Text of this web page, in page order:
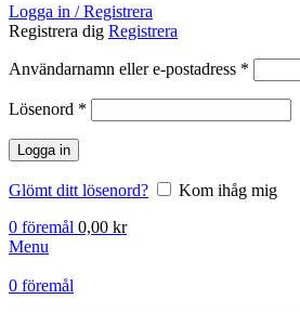
Logga in / Registrera
Registrera dig Registrera
Användarnamn eller e-postadress *
Lösenord *
Logga in
Glömt ditt lösenord?
Kom ihåg mig
0 föremål 0,00 kr
Menu
0 föremål